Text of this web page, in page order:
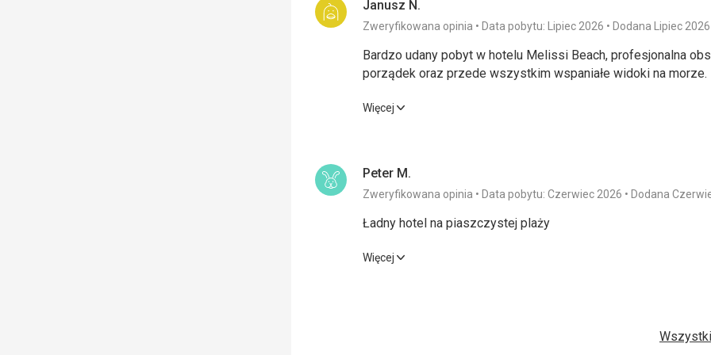
Janusz N.
Zweryfikowana opinia Data pobytu: Lipiec 2026 Dodana Lipiec 2026
Bardzo udany pobyt w hotelu Melissi Beach, profesjonalna
porządek oraz przede wszystkim wspaniałe widoki na morze.
Bardzo udany pobyt w hotelu Melissi Beach, profesjonalna
Zakwaterowanie 5,0/ 5
Okolica
Cena
Więcej
Peter M.
Zweryfikowana opinia Data pobytu: Czerwiec 2026 Dodana
Ładny hotel na piaszczystej plaży
Ładny hotel na piaszczystej plaży
Więcej